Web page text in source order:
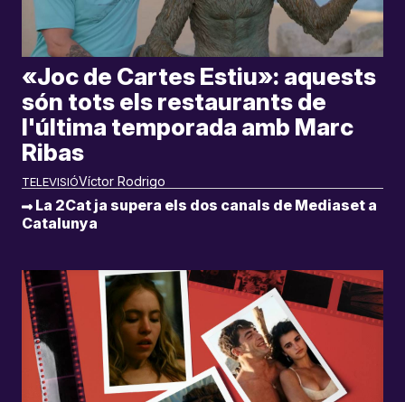
TELEVISIÓ
«Joc de Cartes Estiu»: aquests
són tots els restaurants de
l'última temporada amb Marc
Ribas
Víctor Rodrigo
La 2Cat ja supera els dos canals de Mediaset a
Catalunya